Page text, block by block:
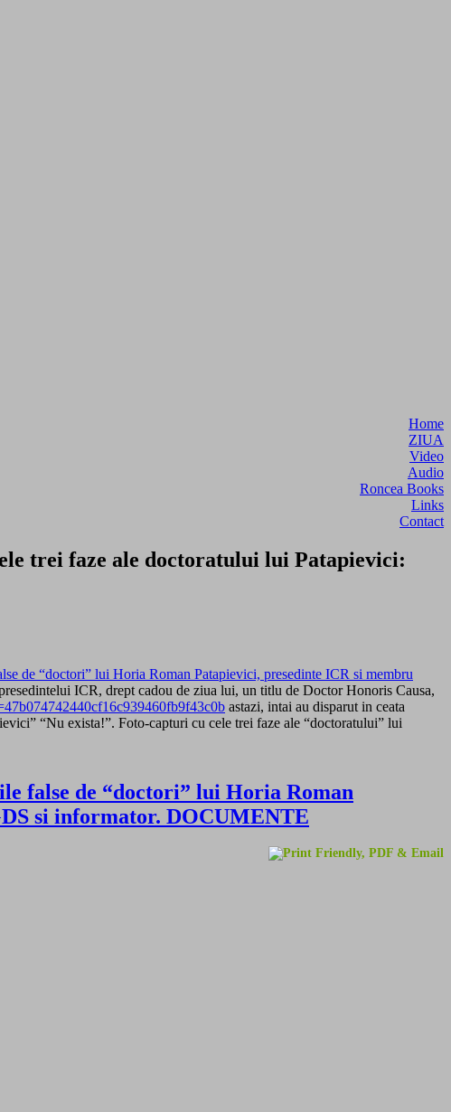
Home
ZIUA
Video
Audio
Roncea Books
Links
Contact
trei faze ale doctoratului lui Patapievici:
de “doctori” lui Horia Roman Patapievici, presedinte ICR si membru
ICR, drept cadou de ziua lui, un titlu de Doctor Honoris Causa,
astazi, intai au disparut in ceata
“Nu exista!”. Foto-capturi cu cele trei faze ale “doctoratului” lui
false de “doctori” lui Horia Roman
si informator. DOCUMENTE